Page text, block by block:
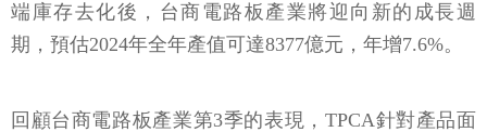
端庫存去化後，台商電路板產業將迎向新的成長週
期，預估2024年全年產值可達8377億元，年增7.6%。
回顧台商電路板產業第3季的表現，TPCA針對產品面